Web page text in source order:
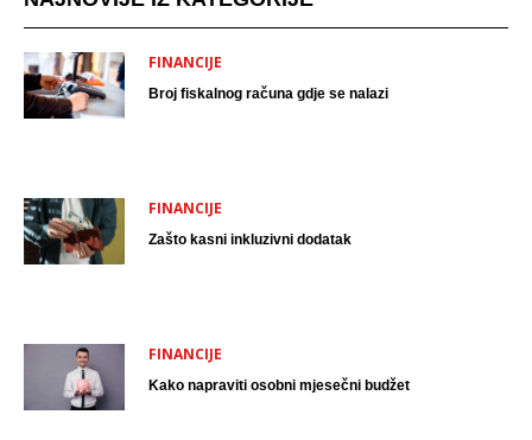
FINANCIJE
Broj fiskalnog računa gdje se nalazi
FINANCIJE
Zašto kasni inkluzivni dodatak
FINANCIJE
Kako napraviti osobni mjesečni budžet